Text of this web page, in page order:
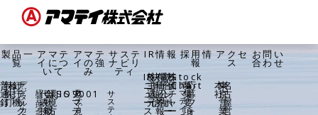
製品一
覧
普
通
釘
特
殊
釘
ね
じ
釘
打
機
ナ
テ
ッ
ク
デ
ジ
タ
ル
カ
アマテ
イにつ
いて
経
営
理
念・
代
表
挨
会
社
概
環
境
方
ISO9001
JIS
アマテ
イの強
み
ア
マ
テ
数
字
で
見
サステ
ナビリ
ティ
サ
ス
テ
IR情報
IR
ニ
ュ
ー
ス
株
主
還
元
決
算
短
信
有
価
証
券
報
電
子
公
告
統
合
レ
ポ
ー
株
価
チ
ャ
ー
Stock
Chart
採用情
報
ア
マ
テ
イ
募
集
要
項
応
募
フ
ォ
アクセ
ス
本
社
東
京
営
業
名
古
屋
営
お問い
合わせ